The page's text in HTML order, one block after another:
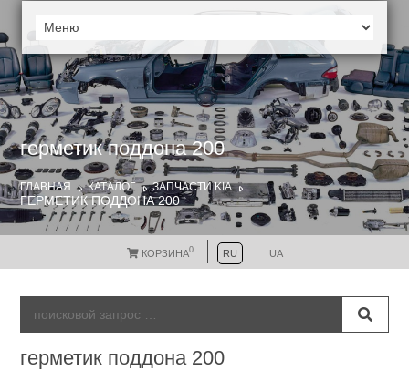
герметик поддона 200
ГЛАВНАЯ КАТАЛОГ ЗАПЧАСТИ KIA
ГЕРМЕТИК ПОДДОНА 200
КОРЗИНА0 RU UA
герметик поддона 200